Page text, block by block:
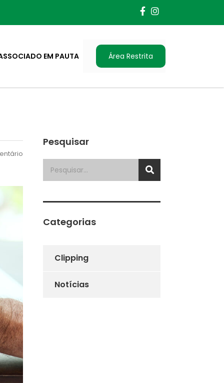
EM PAUTA Área Restrita
Pesquisar
Categorias
Clipping
Notícias